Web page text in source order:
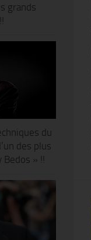
grands
du
des plus
» !!